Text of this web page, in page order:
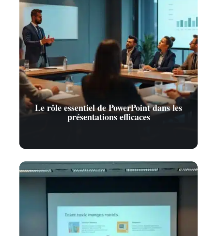
Le rôle essentiel de PowerPoint dans les
présentations efficaces